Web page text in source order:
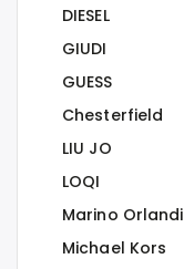
DIESEL
GIUDI
GUESS
Chesterfield
LIU JO
LOQI
Marino Orlandi
Michael Kors